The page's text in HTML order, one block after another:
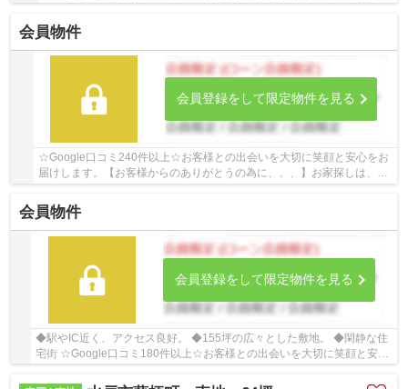
ださい！
会員物件
会員登録をして限定物件を見る
☆Google口コミ240件以上☆お客様との出会いを大切に笑顔と安心をお
届けします。【お客様からのありがとうの為に、、、】お家探しは、ひ
だまりハウスにご相談ください！
会員物件
会員登録をして限定物件を見る
◆駅やIC近く、アクセス良好。 ◆155坪の広々とした敷地。 ◆閑静な住
宅街 ☆Google口コミ180件以上☆お客様との出会いを大切に笑顔と安心